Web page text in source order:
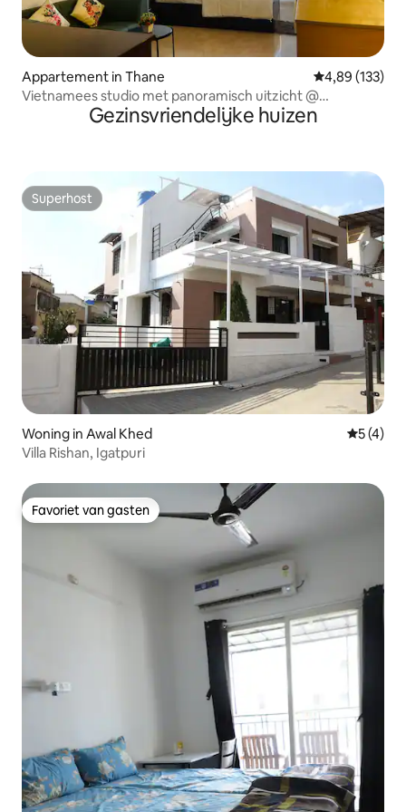
Appartement in Thane Gemiddelde
4,89 (133)
Vietnamees studio met panoramisch uitzicht @
HiranandaniGezinsvriendelijke huizen
Superhost
Superhost
Woning in Awal Khed
5 (4)
Villa Rishan, Igatpuri
Favoriet van gasten
Favoriet van gasten